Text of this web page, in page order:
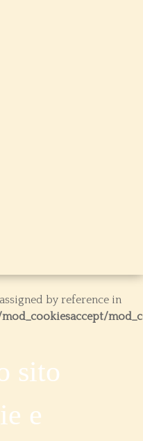
by reference in
sito
e